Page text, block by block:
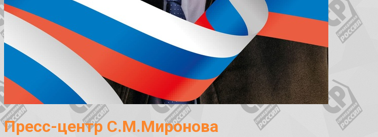
Пресс-центр С.М.Миронова